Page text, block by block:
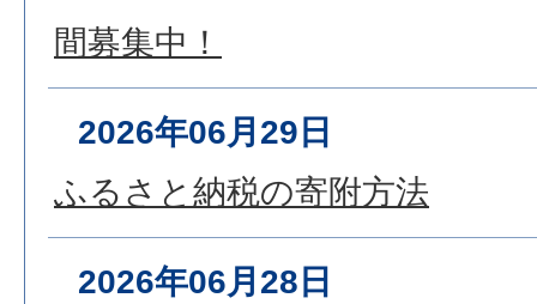
間募集中！
2026年06月29日
ふるさと納税の寄附方法
2026年06月28日